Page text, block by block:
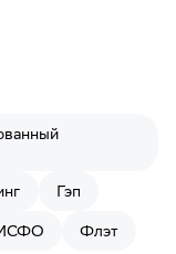
Гэп
МСФО
Флэт